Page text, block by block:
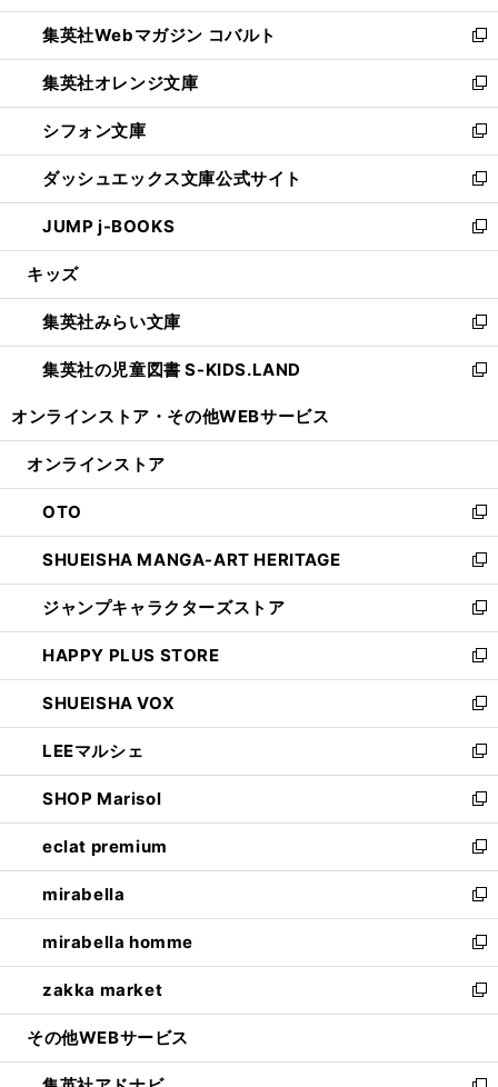
開
く
ウ
で
開
く
ン
ド
ウ
で
開
く
ウ
ィ
ン
ド
ウ
で
開
く
集英社Webマガジン コバルト
新
し
い
ウ
ィ
ン
ド
ウ
で
開
集英社オレンジ文庫
新
し
い
ウ
ィ
ン
ド
ウ
開
く
シフォン文庫
新
し
い
ウ
ィ
ン
ウ
で
開
く
ダッシュエックス文庫公式サイト
新
し
い
ウ
ン
ド
ウ
で
JUMP j-BOOKS
新
し
ウ
ィ
ン
ド
開
キッズ
集英社みらい文庫
新
し
い
ン
ウ
で
開
く
集英社の児童図書 S-KIDS.LAND
新
ウ
ン
ド
ウ
で
開
く
オンラインストア・ その他WEBサービス
オンラインストア
OTO
新
し
い
ウ
ィ
ン
ド
ウ
で
開
く
SHUEISHA MANGA-ART HERITAGE
新
し
い
ウ
ィ
ン
ド
ウ
で
開
く
ジャンプキャラクターズストア
新
し
い
ウ
ィ
ン
ド
ウ
で
開
く
HAPPY PLUS STORE
新
し
い
ウ
ィ
ン
ド
ウ
で
開
く
SHUEISHA VOX
新
し
い
ウ
ィ
ン
ド
ウ
で
開
く
LEEマルシェ
新
し
い
ウ
ィ
ン
ド
ウ
で
開
く
SHOP Marisol
新
し
い
ウ
ィ
ン
ド
ウ
で
開
eclat premium
新
し
い
ウ
ィ
ン
ド
ウ
開
mirabella
新
し
い
ウ
ィ
ン
ウ
mirabella homme
新
し
い
ウ
ン
zakka market
新
し
ウ
その他WEBサービス